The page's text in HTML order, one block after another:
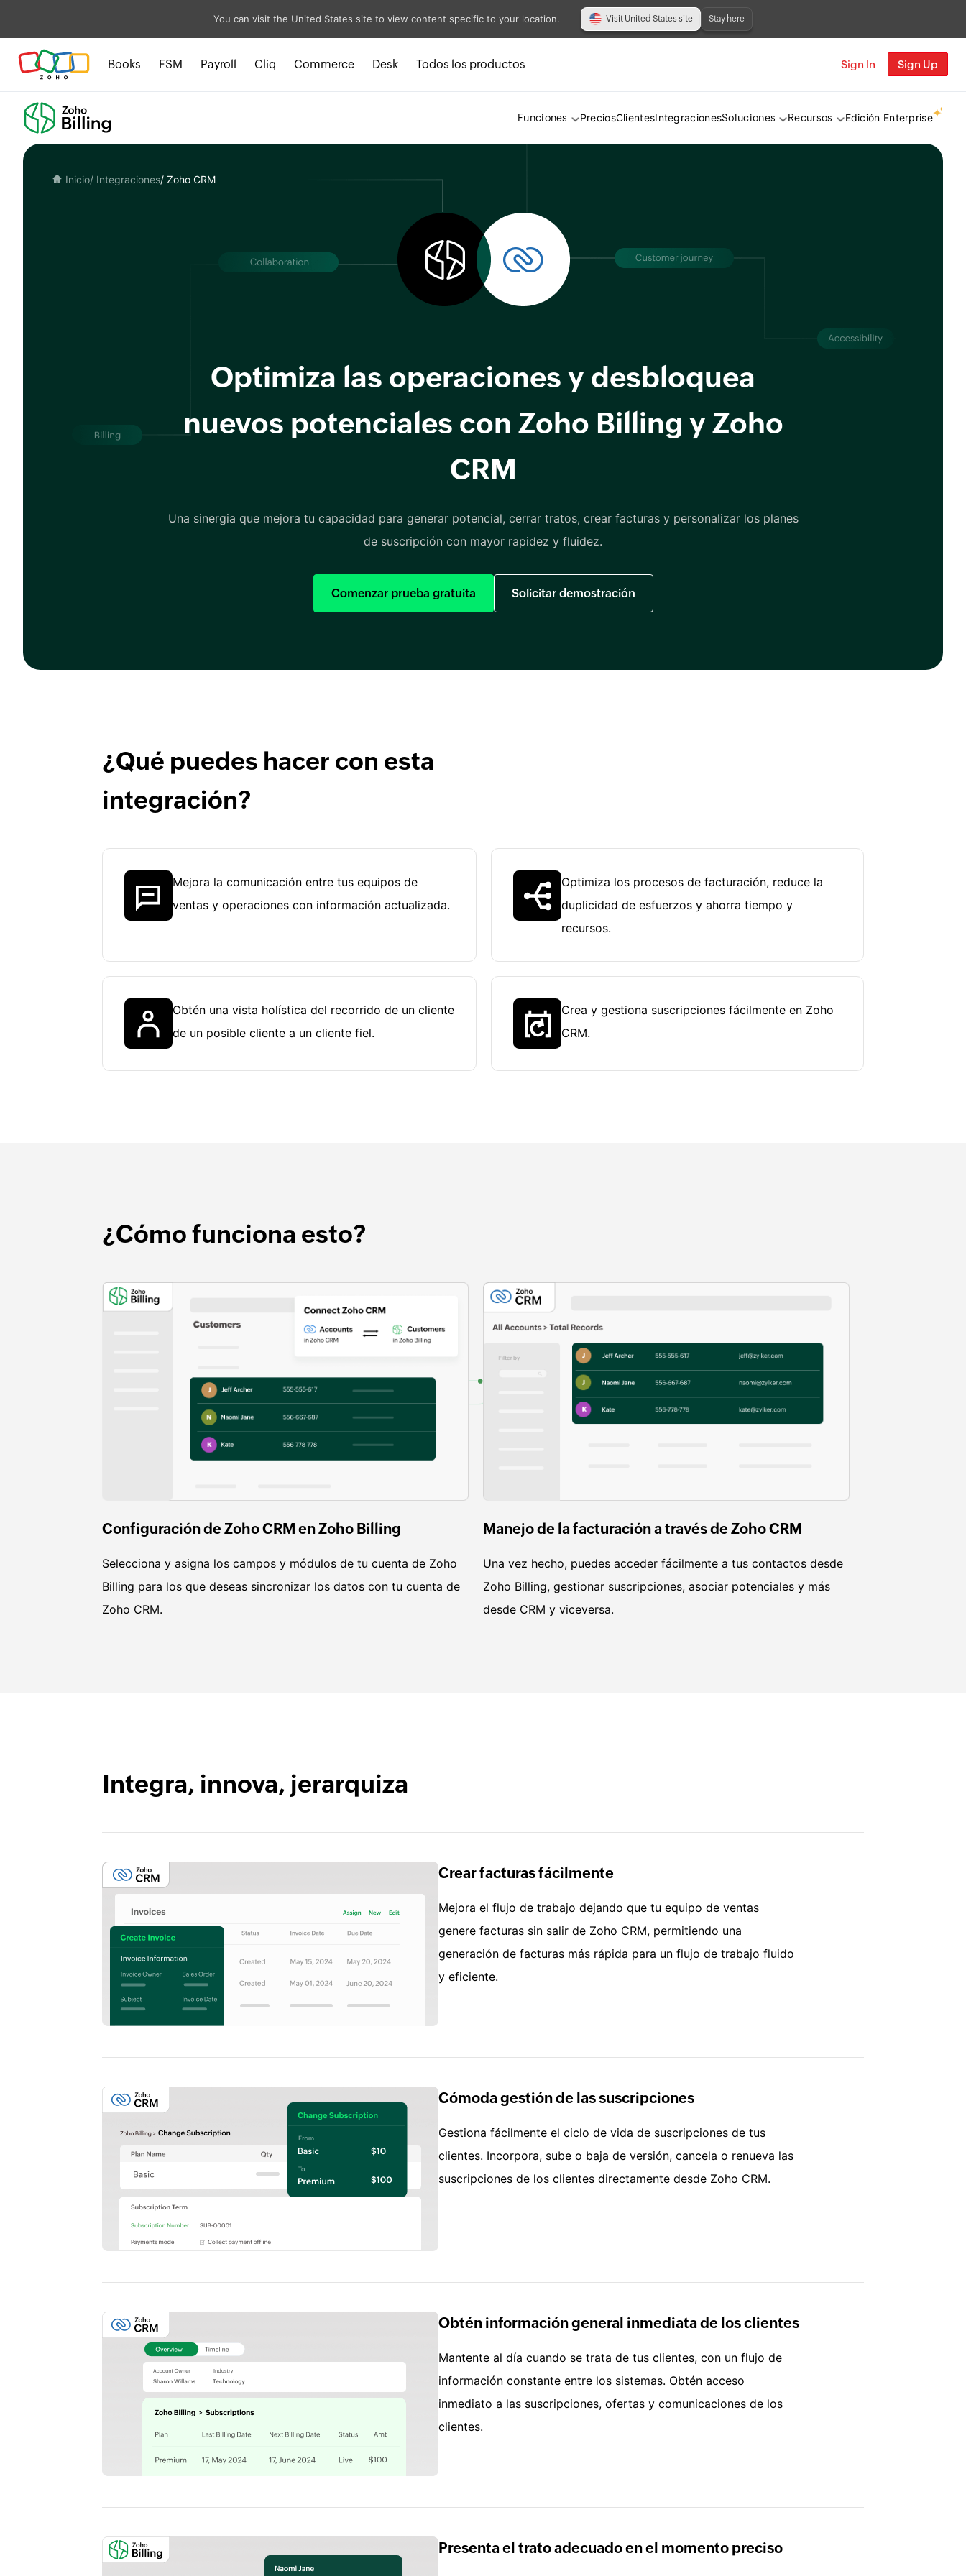
You can visit the United States site to view content specific to your location. Visit United States site Stay here
Books FSM Payroll Cliq Commerce Desk Todos los productos Sign In Sign Up
Funciones PreciosClientesIntegracionesSoluciones Recursos Edición Enterprise
Inicio/ Integraciones/ Zoho CRM
Optimiza las operaciones y desbloquea
nuevos potenciales con Zoho Billing y Zoho
CRM
Una sinergia que mejora tu capacidad para generar potencial, cerrar tratos, crear facturas y personalizar los planes
de suscripción con mayor rapidez y fluidez.
Comenzar prueba gratuita Solicitar demostración
¿Qué puedes hacer con esta
integración?
Mejora la comunicación entre tus equipos de
ventas y operaciones con información actualizada.
Optimiza los procesos de facturación, reduce la
duplicidad de esfuerzos y ahorra tiempo y
recursos.
Obtén una vista holística del recorrido de un cliente
de un posible cliente a un cliente fiel.
Crea y gestiona suscripciones fácilmente en Zoho
CRM.
¿Cómo funciona esto?
Configuración de Zoho CRM en Zoho Billing
Selecciona y asigna los campos y módulos de tu cuenta de Zoho
Billing para los que deseas sincronizar los datos con tu cuenta de
Zoho CRM.
Manejo de la facturación a través de Zoho CRM
Una vez hecho, puedes acceder fácilmente a tus contactos desde
Zoho Billing, gestionar suscripciones, asociar potenciales y más
desde CRM y viceversa.
Integra, innova, jerarquiza
Crear facturas fácilmente
Mejora el flujo de trabajo dejando que tu equipo de ventas
genere facturas sin salir de Zoho CRM, permitiendo una
generación de facturas más rápida para un flujo de trabajo fluido
y eficiente.
Cómoda gestión de las suscripciones
Gestiona fácilmente el ciclo de vida de suscripciones de tus
clientes. Incorpora, sube o baja de versión, cancela o renueva las
suscripciones de los clientes directamente desde Zoho CRM.
Obtén información general inmediata de los clientes
Mantente al día cuando se trata de tus clientes, con un flujo de
información constante entre los sistemas. Obtén acceso
inmediato a las suscripciones, ofertas y comunicaciones de los
clientes.
Presenta el trato adecuado en el momento preciso